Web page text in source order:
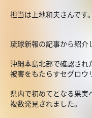
担当は上地和夫さんです。
琉球新報の記事から紹介
沖縄本島北部で確認され
被害をもたらすセグロウ
県内で初めてとなる果実
複数発見されました。